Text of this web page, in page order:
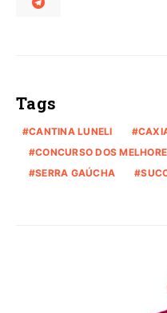
Tags
CANTINA LUNELI
CONCURSO DOS
SERRA GAÚCHA